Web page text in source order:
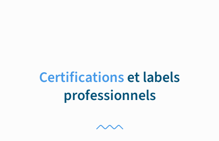
Certificationset labels
professionnels